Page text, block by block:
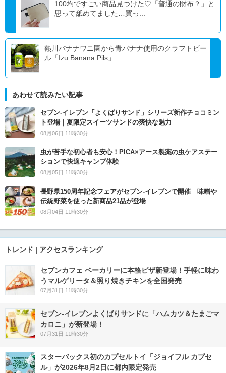
100均ですごい商品見つけた♡「普通の財布？」と
思って舐めてました…買っ...
熱川バナナワニ園から青バナナ使用のクラフトビー
ル「Izu Banana Pils」...
あわせて読みたい記事
セブン‐イレブン「よくばりサンド」シリーズ新作チョコミン
ト登場｜夏限定スイーツサンドの爽快な魅力
08月06日 11時30分
虫が苦手な初心者も安心！PICA×アース製薬の虫ケアステー
ションで快適キャンプ体験
08月05日 11時30分
長野県150周年記念フェアがセブン-イレブンで開催 味噌や
伝統野菜を使った新商品21品が登場
08月04日 11時30分
トレンド | アクセスランキング
セブンカフェ ベーカリーに本格ピザ新登場！手軽に味わ
うマルゲリータ＆照り焼きチキンを全国発売
07月31日 11時30分
セブン‐イレブンよくばりサンドに「ハムカツ＆たまごマ
カロニ」が新登場！
07月31日 11時30分
スターバックス初のカプセルトイ「ジョイフル カプセ
ル」が2026年8月2日に都内限定発売